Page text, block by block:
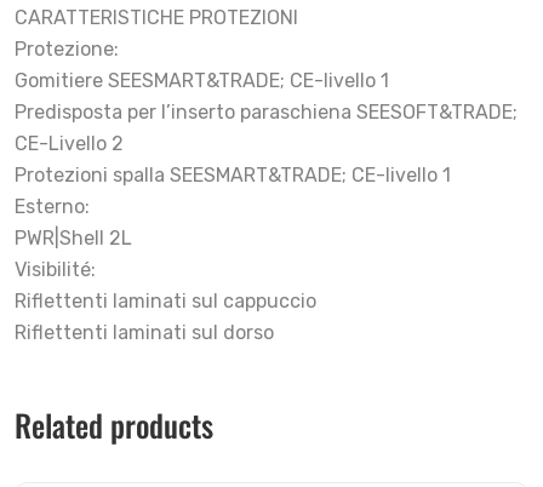
CARATTERISTICHE PROTEZIONI
Protezione:
Gomitiere SEESMART&TRADE; CE-livello 1
Predisposta per l’inserto paraschiena SEESOFT&TRADE;
CE-Livello 2
Protezioni spalla SEESMART&TRADE; CE-livello 1
Esterno:
PWR|Shell 2L
Visibilité:
Riflettenti laminati sul cappuccio
Riflettenti laminati sul dorso
Related products